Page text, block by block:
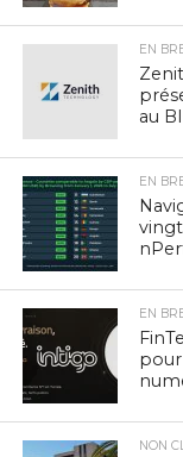
EN
au
EN
EN
pour
NON